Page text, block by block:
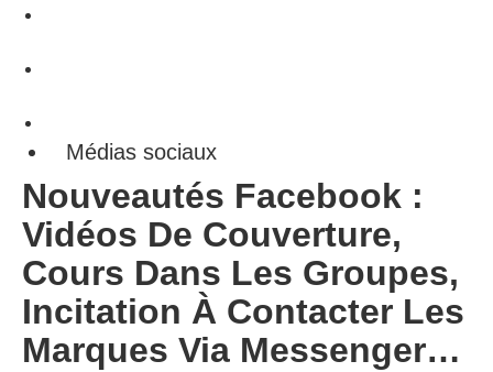
Médias sociaux
Nouveautés Facebook :
Vidéos De Couverture,
Cours Dans Les Groupes,
Incitation À Contacter Les
Marques Via Messenger…